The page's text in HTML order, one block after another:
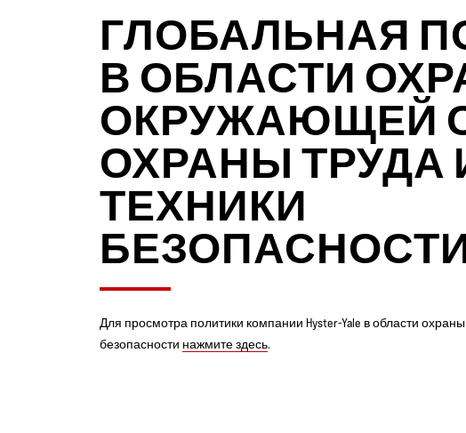
ГЛОБАЛЬНАЯ
В ОБЛАСТИ
ОКРУЖАЮЩЕЙ
ОХРАНЫ ТРУДА
ТЕХНИКИ
БЕЗОПАСНОСТИ
Для просмотра политики компании Hyster-Yale в области
безопасности нажмите здесь.